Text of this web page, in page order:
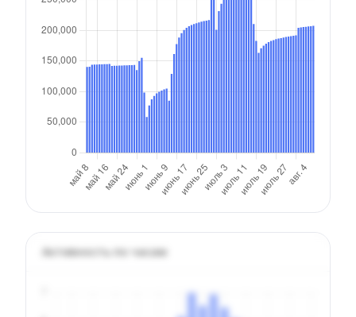
Активность по часам